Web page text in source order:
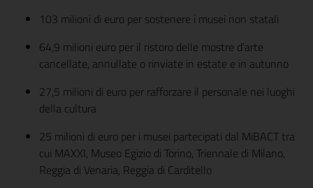
103 milioni di euro per sostenere i musei non statali
64,9 milioni euro per il ristoro delle mostre d’arte
cancellate, annullate o rinviate in estate e in autunno
27,5 milioni di euro per rafforzare il personale nei luoghi
della cultura
25 milioni di euro per i musei partecipati dal MiBACT tra
cui MAXXI, Museo Egizio di Torino, Triennale di Milano,
Reggia di Venaria, Reggia di Carditello